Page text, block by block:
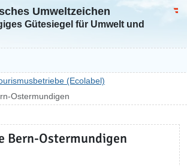
Umweltzeichen
Gütesiegel für Umwelt und
(Ecolabel)
Ostermundigen
Bern-Ostermundigen